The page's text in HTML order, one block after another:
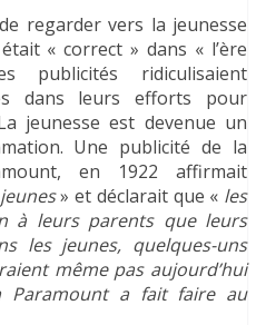
regarder vers la jeunesse
« correct » dans « l’ère
publicités ridiculisaient
dans leurs efforts pour
jeunesse est devenue un
Une publicité de la
en 1922 affirmait
» et déclarait que « les
à leurs parents que leurs
les jeunes, quelques-uns
même pas aujourd’hui
Paramount a fait faire au